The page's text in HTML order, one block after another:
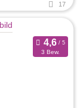
17
3 Bew.